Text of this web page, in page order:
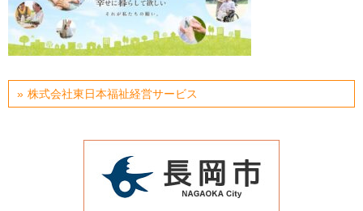
関連機関リンク
サイトポリシー
運営会社について
株式会社東日本福祉経営サービス